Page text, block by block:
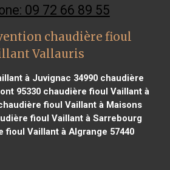
09 72 66 89 55
chaudière fioul
Vallauris
à Juvignac 34990 chaudière
95330 chaudière fioul Vaillant à
fioul Vaillant à Maisons
fioul Vaillant à Sarrebourg
fioul Vaillant à Algrange 57440